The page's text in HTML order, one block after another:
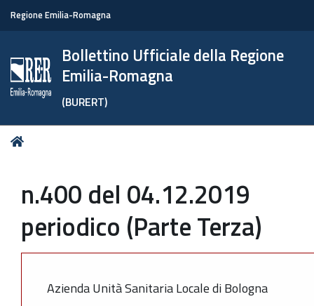
Regione Emilia-Romagna
Bollettino Ufficiale della Regione
Emilia-Romagna
(BURERT)
Tu
n.400 del 04.12.2019
periodico (Parte Terza)
Azienda Unità Sanitaria Locale di Bologna